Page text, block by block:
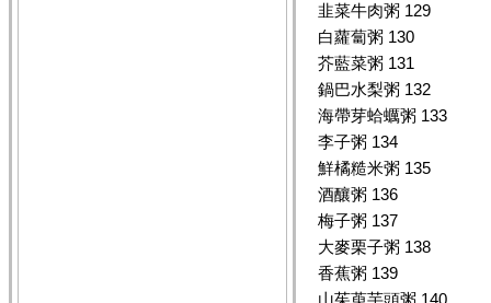
韭菜牛肉粥 129
白蘿蔔粥 130
芥藍菜粥 131
鍋巴水梨粥 132
海帶芽蛤蠣粥 133
李子粥 134
鮮橘糙米粥 135
酒釀粥 136
梅子粥 137
大麥栗子粥 138
香蕉粥 139
山茱萸芋頭粥 140